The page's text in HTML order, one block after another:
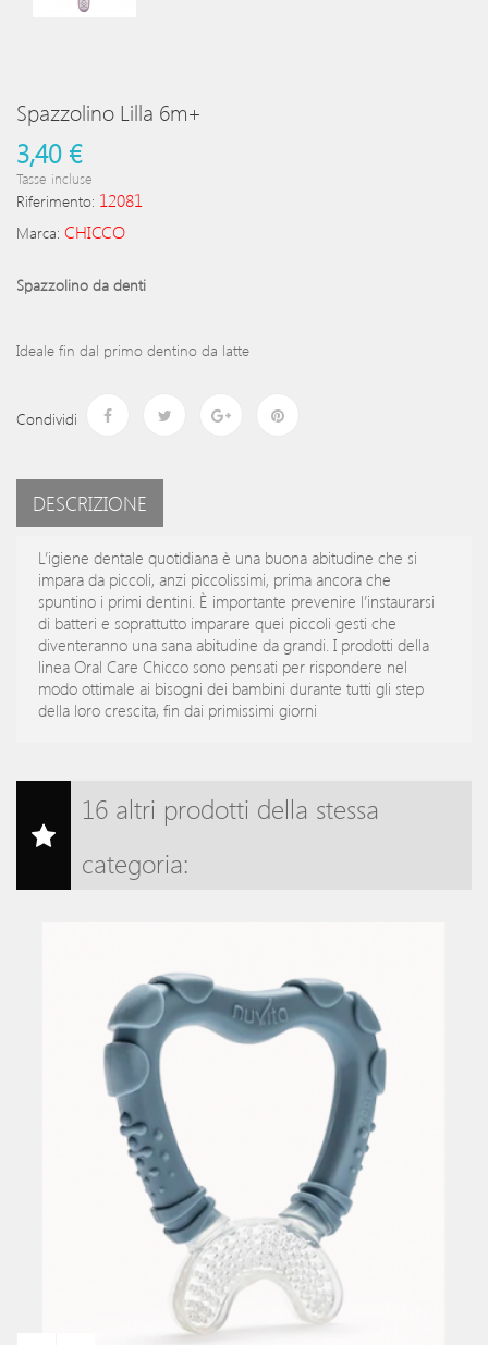
Spazzolino Lilla 6m+
3,40 €
Tasse incluse
Riferimento: 12081
Marca: CHICCO
Spazzolino da denti
Ideale fin dal primo dentino da latte
Condividi
DESCRIZIONE
L’igiene dentale quotidiana è una buona abitudine che si
impara da piccoli, anzi piccolissimi, prima ancora che
spuntino i primi dentini. È importante prevenire l’instaurarsi
di batteri e soprattutto imparare quei piccoli gesti che
diventeranno una sana abitudine da grandi. I prodotti della
linea Oral Care Chicco sono pensati per rispondere nel
modo ottimale ai bisogni dei bambini durante tutti gli step
della loro crescita, fin dai primissimi giorni
16 altri prodotti della stessa
categoria: